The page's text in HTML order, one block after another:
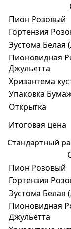
Пион Розовый
Гортензия
Эустома Белая
Пионовидная
Джульетта
Хризантема
Упаковка
Открытка
Итоговая цена
Стандартный
Пион Розовый
Гортензия
Эустома Белая
Пионовидная
Джульетта